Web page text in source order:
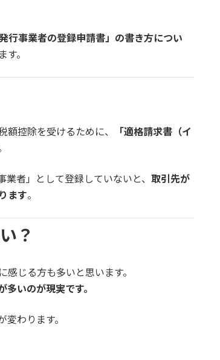
行事業者の登録申請書」の書き方につい
す。
控除を受けるために、
「適格請求書（イ
者」として登録していないと、 取引先が
ます。
？
感じる方も多いと思います。
いのが現実です。
わります。